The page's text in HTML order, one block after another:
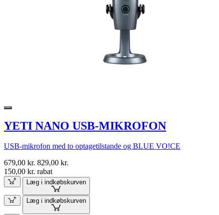
YETI NANO USB-MIKROFON
USB-mikrofon med to optagetilstande og BLUE VO!CE
679,00 kr. 829,00 kr.
150,00 kr. rabat
Læg i indkøbskurven
Læg i indkøbskurven